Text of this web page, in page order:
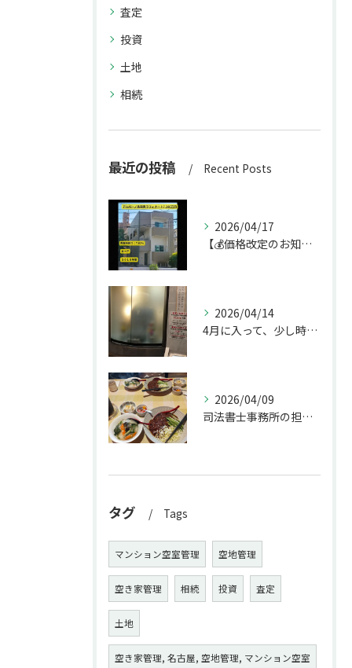
査定
投資
土地
相続
最近の投稿 Recent Posts
2026/04/17
【💰価格改定のお知らせ】
2026/04/14
4月に入って、少し時間ができたのでお墓参りへ。
2026/04/09
司法書士事務所の担当者が来訪されたので、会社から徒歩圏内の「...
タグ Tags
マンション空室管理 空地管理
空き家管理 相続 投資 査定
土地
空き家管理, 名古屋, 空地管理, マンション空室